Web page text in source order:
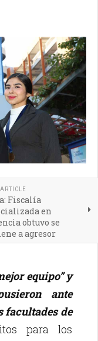
Fiscalía
en
obtuvo se
a agresor
equipo” y
ante
facultades de
para los